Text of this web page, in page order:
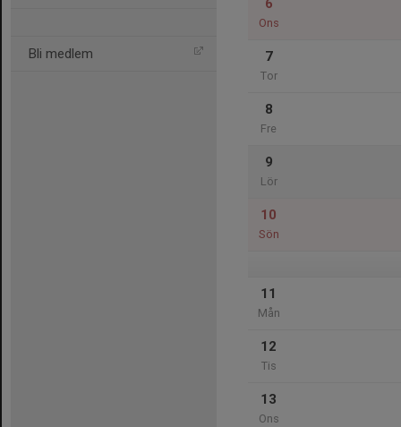
Bli medlem
6
Ons
7
Tor
8
Fre
9
Lör
10
Sön
11
Mån
12
Tis
13
Ons